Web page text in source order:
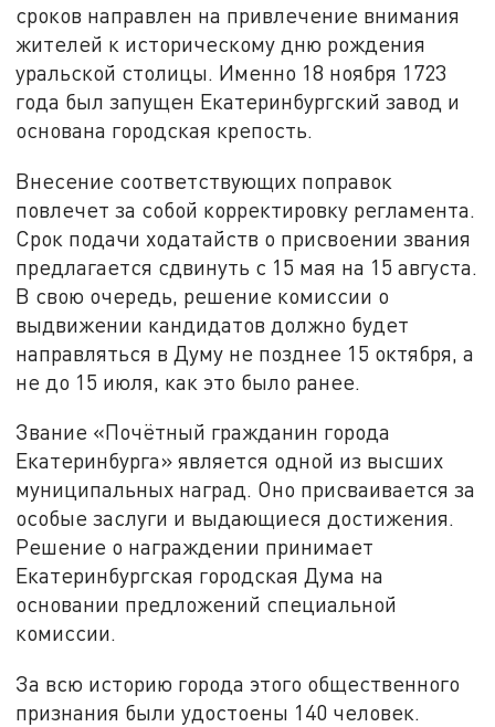
сроков направлен на привлечение внимания
жителей к историческому дню рождения
уральской столицы. Именно 18 ноября 1723
года был запущен Екатеринбургский завод и
основана городская крепость.
Внесение соответствующих поправок
повлечет за собой корректировку регламента.
Срок подачи ходатайств о присвоении звания
предлагается сдвинуть с 15 мая на 15 августа.
В свою очередь, решение комиссии о
выдвижении кандидатов должно будет
направляться в Думу не позднее 15 октября, а
не до 15 июля, как это было ранее.
Звание «Почётный гражданин города
Екатеринбурга» является одной из высших
муниципальных наград. Оно присваивается за
особые заслуги и выдающиеся достижения.
Решение о награждении принимает
Екатеринбургская городская Дума на
основании предложений специальной
комиссии.
За всю историю города этого общественного
признания были удостоены 140 человек.